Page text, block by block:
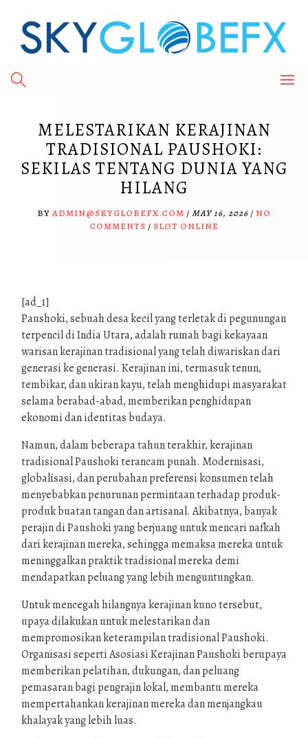
content
MELESTARIKAN KERAJINAN
TRADISIONAL PAUSHOKI:
SEKILAS TENTANG DUNIA YANG
HILANG
BY ADMIN@SKYGLOBEFX.COM / MAY 16, 2026/ NO
COMMENTS / SLOT ONLINE
[ad_1]
Paushoki, sebuah desa kecil yang terletak di pegunungan
terpencil di India Utara, adalah rumah bagi kekayaan
warisan kerajinan tradisional yang telah diwariskan dari
generasi ke generasi. Kerajinan ini, termasuk tenun,
tembikar, dan ukiran kayu, telah menghidupi masyarakat
selama berabad-abad, memberikan penghidupan
ekonomi dan identitas budaya.
Namun, dalam beberapa tahun terakhir, kerajinan
tradisional Paushoki terancam punah. Modernisasi,
globalisasi, dan perubahan preferensi konsumen telah
menyebabkan penurunan permintaan terhadap produk-
produk buatan tangan dan artisanal. Akibatnya, banyak
perajin di Paushoki yang berjuang untuk mencari nafkah
dari kerajinan mereka, sehingga memaksa mereka untuk
meninggalkan praktik tradisional mereka demi
mendapatkan peluang yang lebih menguntungkan.
Untuk mencegah hilangnya kerajinan kuno tersebut,
upaya dilakukan untuk melestarikan dan
mempromosikan keterampilan tradisional Paushoki.
Organisasi seperti Asosiasi Kerajinan Paushoki berupaya
memberikan pelatihan, dukungan, dan peluang
pemasaran bagi pengrajin lokal, membantu mereka
mempertahankan kerajinan mereka dan menjangkau
khalayak yang lebih luas.